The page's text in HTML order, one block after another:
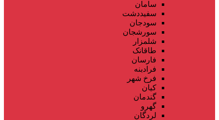
سامان
سفیددشت
سودجان
سورشجان
شلمزار
طاقانک
فارسان
فرادبنه
فرخ شهر
کیان
گندمان
گهرو
لردگان